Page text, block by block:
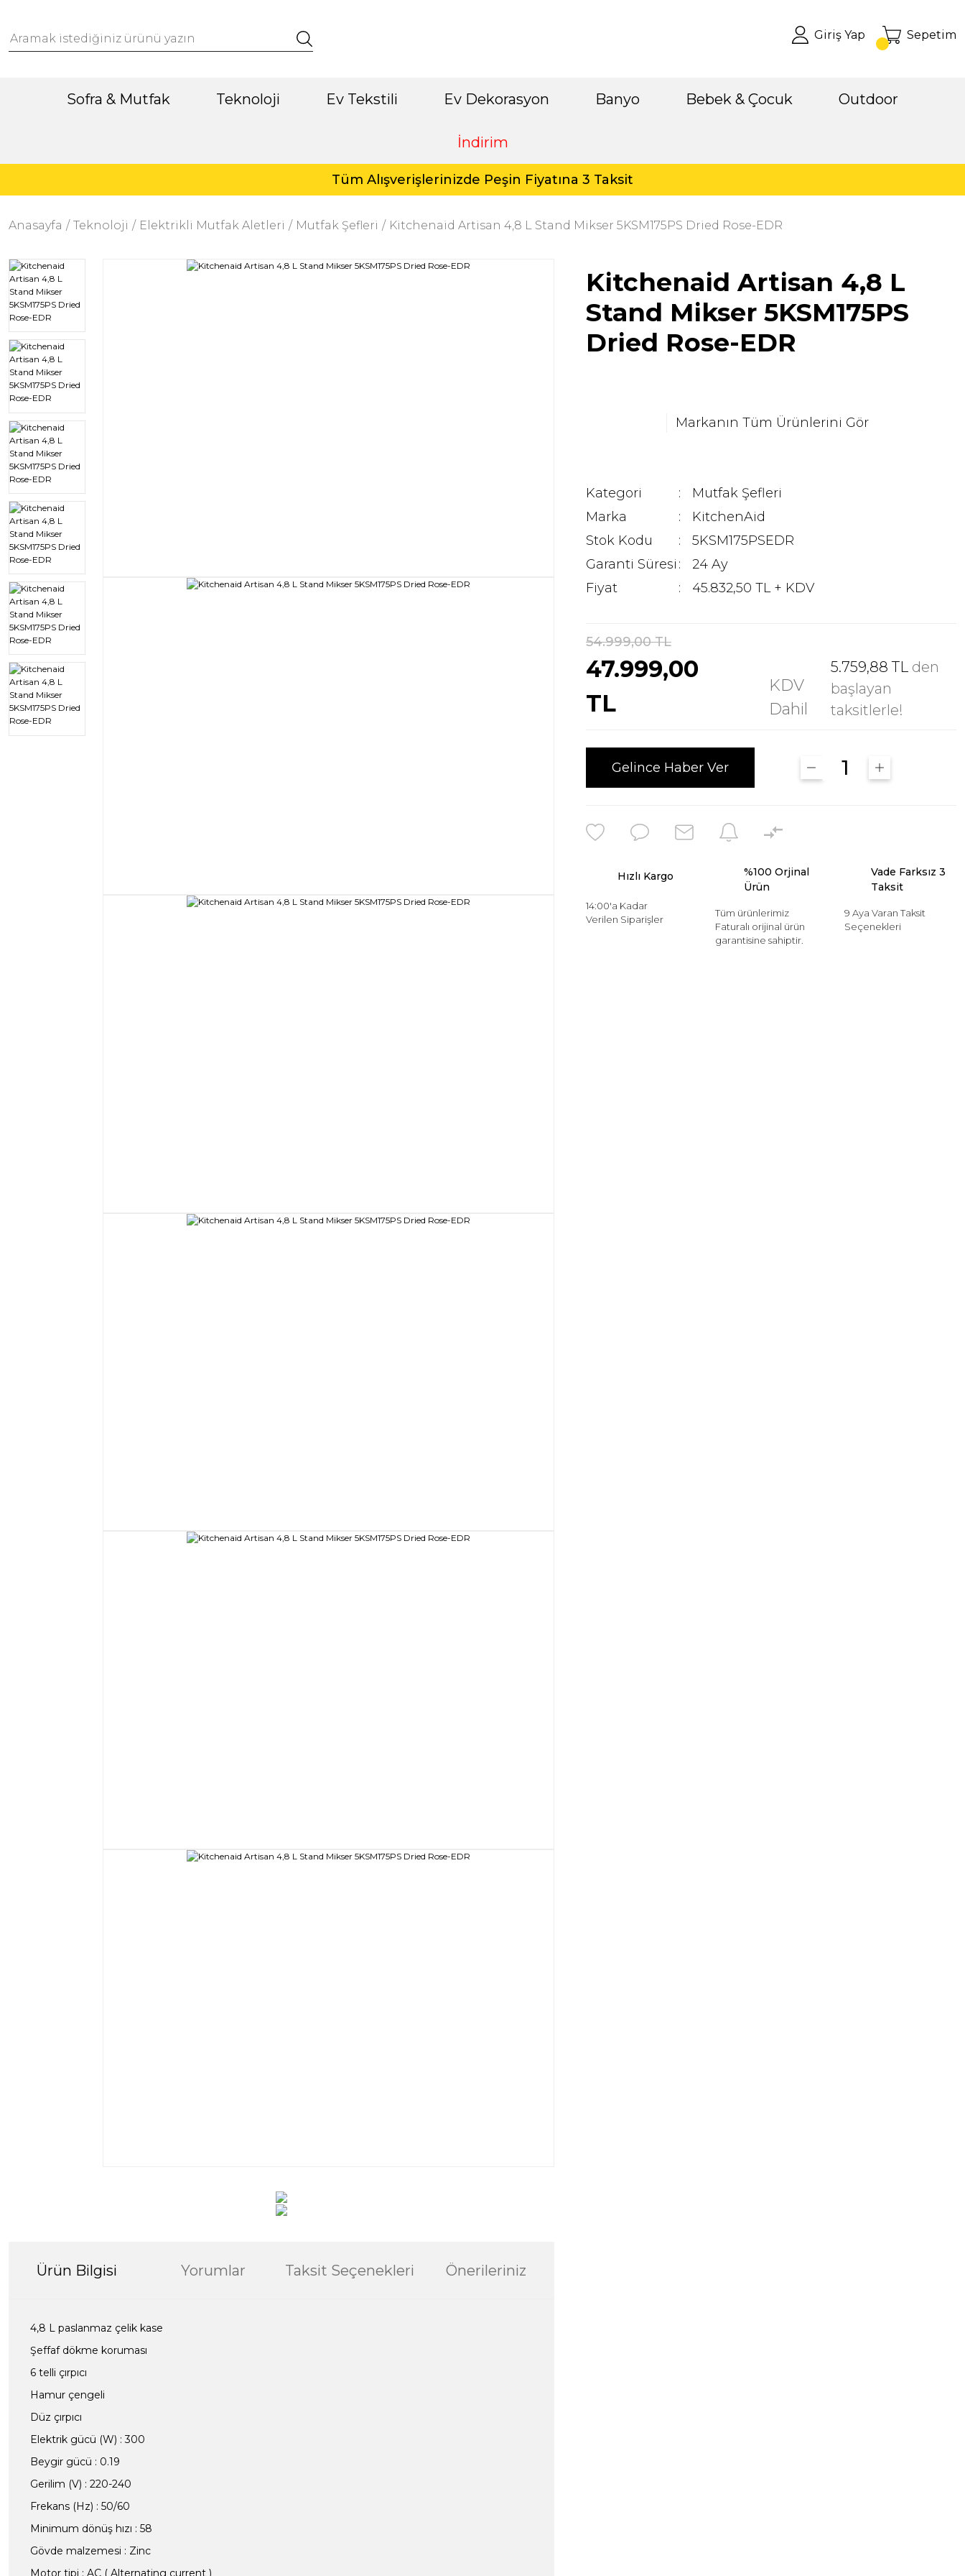
Giriş Yap Sepetim
Sofra & Mutfak Teknoloji Ev Tekstili Ev Dekorasyon Banyo Bebek & Çocuk Outdoor
İndirim
Tüm Alışverişlerinizde Peşin Fiyatına 3 Taksit
Anasayfa Teknoloji Elektrikli Mutfak Aletleri Mutfak Şefleri Kitchenaid Artisan 4,8 L Stand Mikser 5KSM175PS Dried Rose-EDR
Ürün Bilgisi Yorumlar Taksit Seçenekleri Önerileriniz
4,8 L paslanmaz çelik kase
Şeffaf dökme koruması
6 telli çırpıcı
Hamur çengeli
Düz çırpıcı
Elektrik gücü (W) : 300
Beygir gücü : 0.19
Gerilim (V) : 220-240
Frekans (Hz) : 50/60
Minimum dönüş hızı : 58
Gövde malzemesi : Zinc
Motor tipi : AC ( Alternating current )
Kitchenaid Artisan 4,8 L
Stand Mikser 5KSM175PS
Dried Rose-EDR
Markanın Tüm Ürünlerini Gör
Kategori
Mutfak Şefleri
Marka
KitchenAid
Stok Kodu
5KSM175PSEDR
Garanti Süresi
24 Ay
Fiyat
45.832,50 TL + KDV
54.999,00 TL
47.999,00
TL
KDV
Dahil
5.759,88 TLden
başlayan
taksitlerle!
Gelince Haber Ver
Hızlı Kargo
14:00'a Kadar
Verilen Siparişler
%100 Orjinal
Ürün
Tüm ürünlerimiz
Faturalı orijinal ürün
garantisine sahiptir.
Vade Farksız 3
Taksit
9 Aya Varan Taksit
Seçenekleri